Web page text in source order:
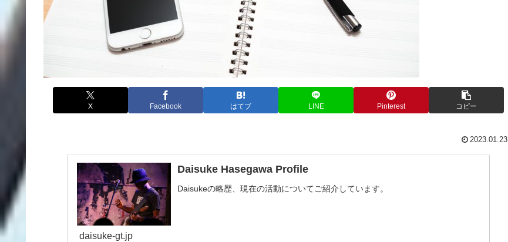
X Facebook はてブ LINE Pinterest コピー
2023.01.23
Daisuke Hasegawa Profile
Daisukeの略歴、現在の活動についてご紹介しています。
daisuke-gt.jp